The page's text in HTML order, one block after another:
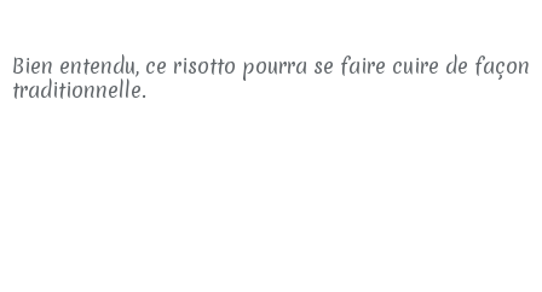
Bien entendu, ce risotto pourra se faire cuire de façon
traditionnelle.